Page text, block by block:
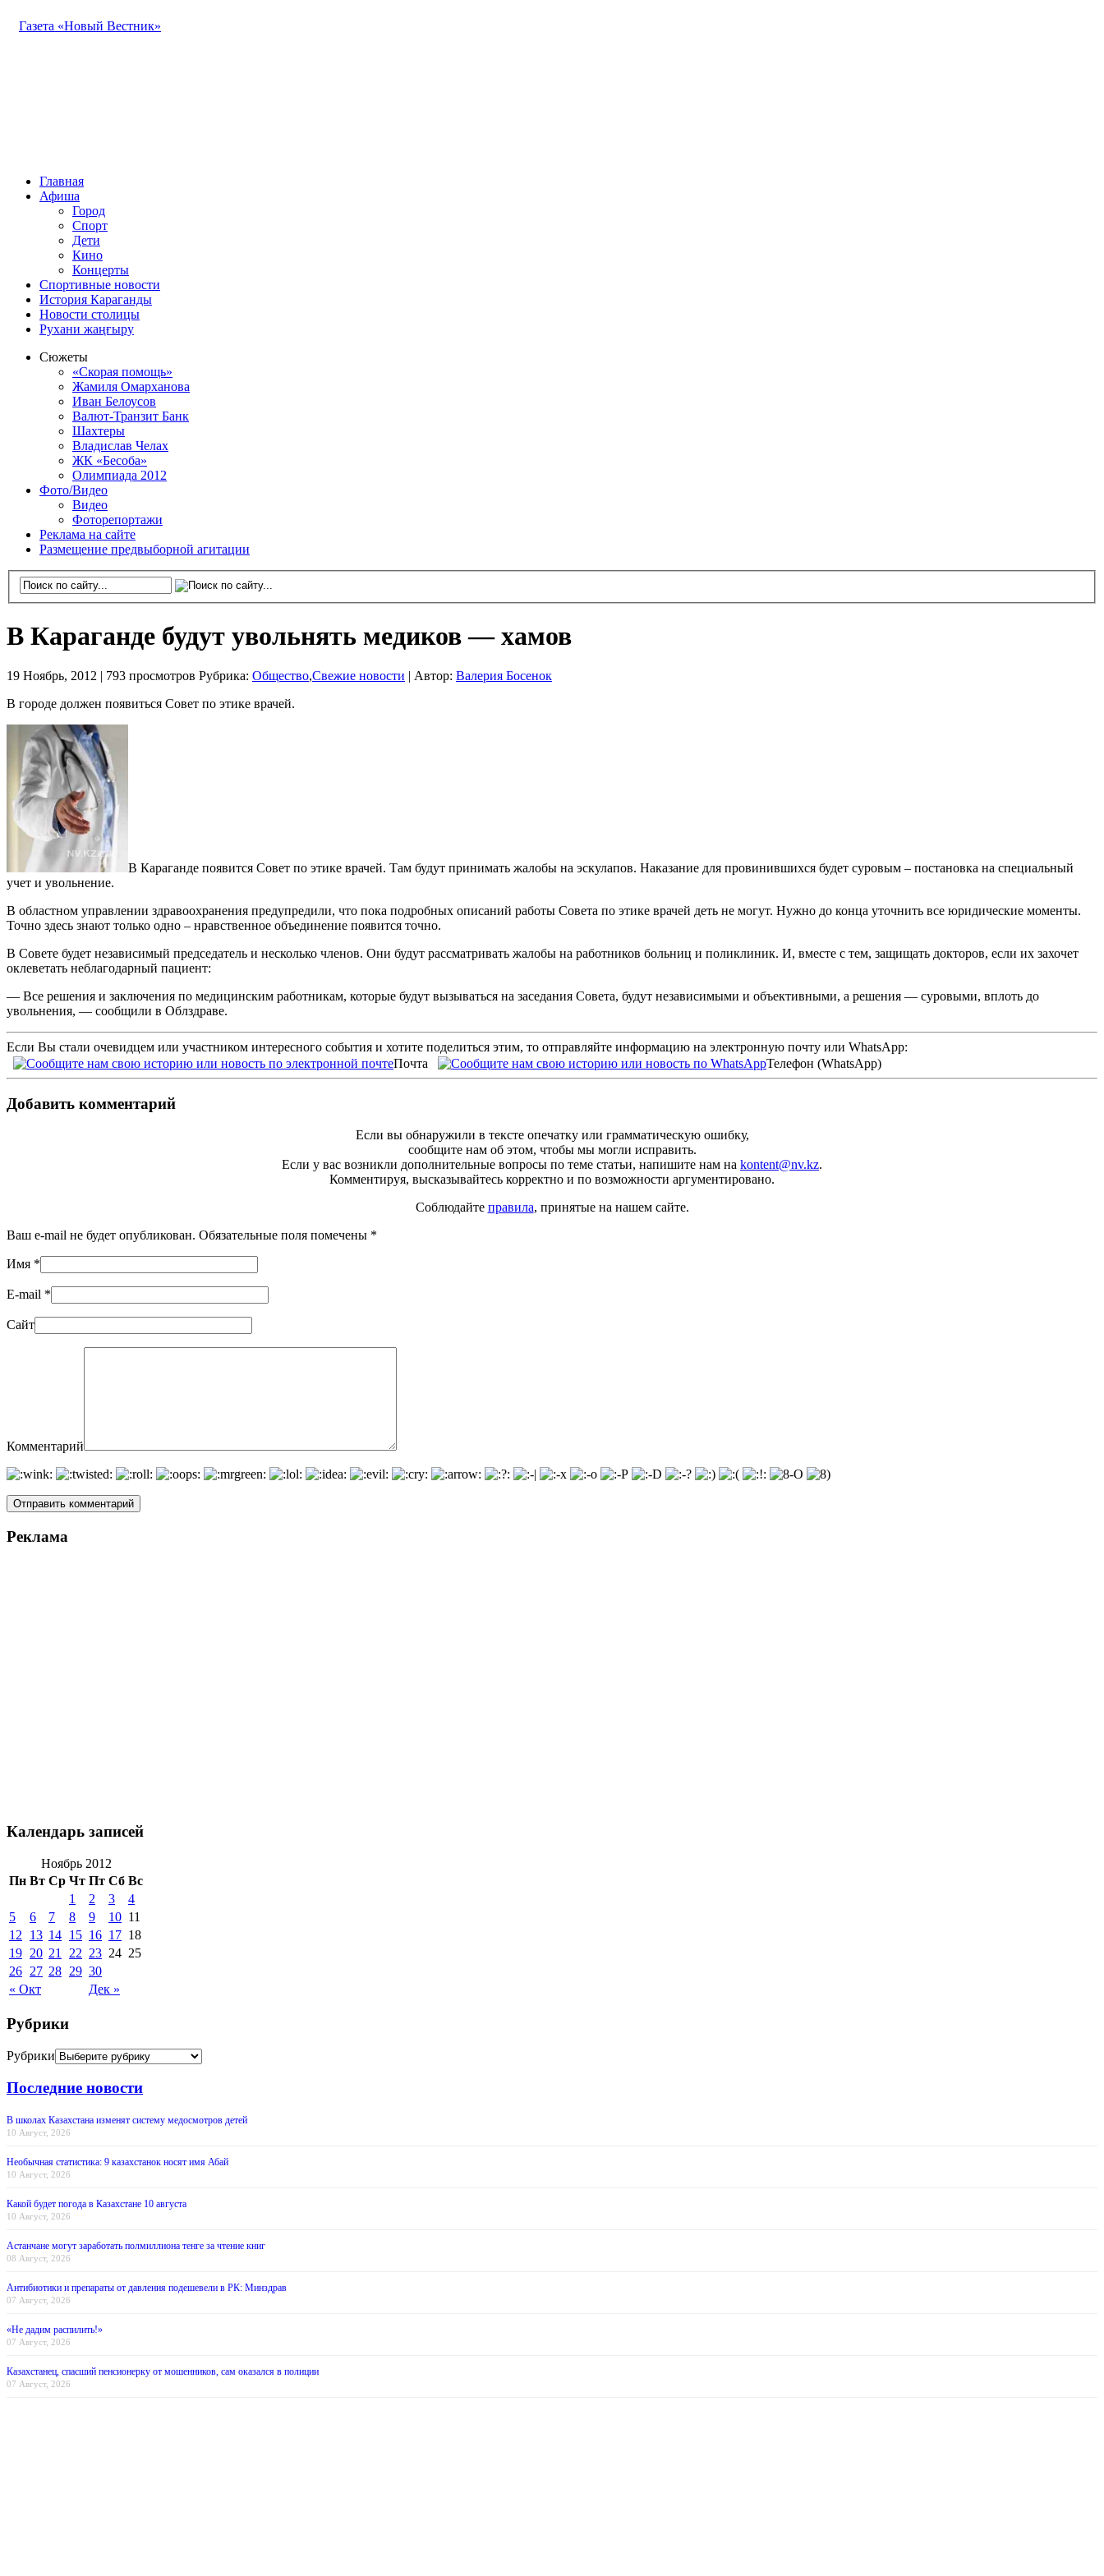
Газета «Новый Вестник»
Главная
Афиша
Город
Спорт
Дети
Кино
Концерты
Спортивные новости
История Караганды
Новости столицы
Рухани жаңғыру
Сюжеты
«Скорая помощь»
Жамиля Омарханова
Иван Белоусов
Валют-Транзит Банк
Шахтеры
Владислав Челах
ЖК «Бесоба»
Олимпиада 2012
Фото/Видео
Видео
Фоторепортажи
Реклама на сайте
Размещение предвыборной агитации
В Караганде будут увольнять медиков — хамов
19 Ноябрь, 2012 | 793 просмотров Рубрика: Общество,Свежие новости Автор: Валерия Босенок
В городе должен появиться Совет по этике врачей.
В Караганде появится Совет по этике врачей. Там будут принимать жалобы на эскулапов. Наказание для провинившихся будет суровым – постановка на специальный
учет и увольнение.
В областном управлении здравоохранения предупредили, что пока подробных описаний работы Совета по этике врачей деть не могут. Нужно до конца уточнить все юридические моменты.
Точно здесь знают только одно – нравственное объединение появится точно.
В Совете будет независимый председатель и несколько членов. Они будут рассматривать жалобы на работников больниц и поликлиник. И, вместе с тем, защищать докторов, если их захочет
оклеветать неблагодарный пациент:
— Все решения и заключения по медицинским работникам, которые будут вызываться на заседания Совета, будут независимыми и объективными, а решения — суровыми, вплоть до
увольнения, — сообщили в Облздраве.
Если Вы стали очевидцем или участником интересного события и хотите поделиться этим, то отправляйте информацию на электронную почту или WhatsApp:
Почта
Телефон (WhatsApp)
Добавить комментарий
Если вы обнаружили в тексте опечатку или грамматическую ошибку,
сообщите нам об этом, чтобы мы могли исправить.
Если у вас возникли дополнительные вопросы по теме статьи, напишите нам на kontent@nv.kz.
Комментируя, высказывайтесь корректно и по возможности аргументировано.
Соблюдайте правила, принятые на нашем сайте.
Ваш e-mail не будет опубликован. Обязательные поля помечены *
Имя *
E-mail *
Сайт
Комментарий
Реклама
Календарь записей
Ноябрь 2012
Пн Вт Ср Чт Пт Сб Вс
« Окт Дек »
1 2 3
4
5
6 7 8 9 10 11
12
13 14 15 16 17 18
19 20 21 22 23 24 25
26 27 28 29 30
Рубрики
Рубрики
Последние новости
В школах Казахстана изменят систему медосмотров детей
10 Август, 2026
Необычная статистика: 9 казахстанок носят имя Абай
10 Август, 2026
Какой будет погода в Казахстане 10 августа
10 Август, 2026
Астанчане могут заработать полмиллиона тенге за чтение книг
08 Август, 2026
Антибиотики и препараты от давления подешевели в РК: Минздрав
07 Август, 2026
«Не дадим распилить!»
07 Август, 2026
Казахстанец, спасший пенсионерку от мошенников, сам оказался в полиции
07 Август, 2026